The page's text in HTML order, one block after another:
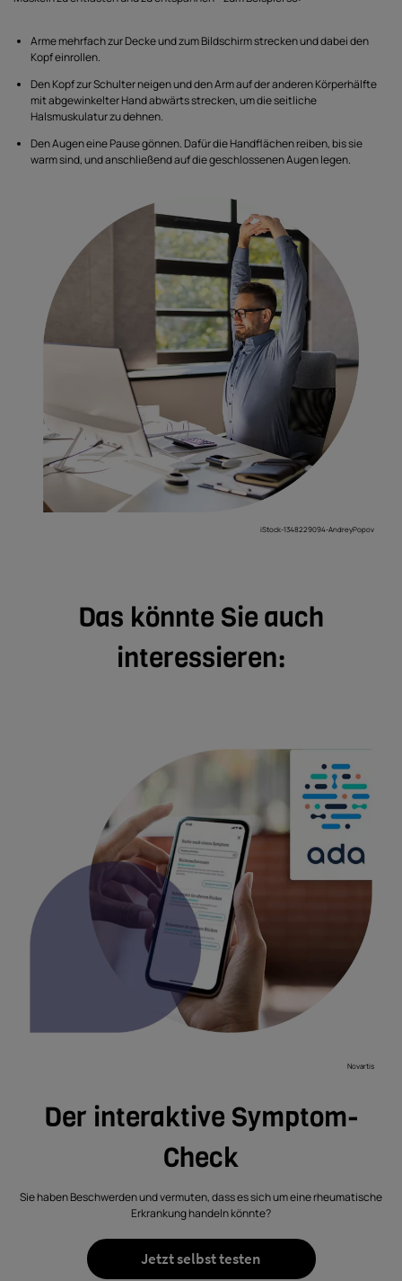
Arme mehrfach zur Decke und zum Bildschirm strecken und dabei den
Kopf einrollen.
Den Kopf zur Schulter neigen und den Arm auf der anderen Körperhälfte
mit abgewinkelter Hand abwärts strecken, um die seitliche
Halsmuskulatur zu dehnen.
Den Augen eine Pause gönnen. Dafür die Handflächen reiben, bis sie
warm sind, und anschließend auf die geschlossenen Augen legen.
iStock-1348229094-AndreyPopov
Das könnte Sie auch
interessieren:
Novartis
Der interaktive Symptom-
Check
Sie haben Beschwerden und vermuten, dass es sich um eine rheumatische
Erkrankung handeln könnte?
Jetzt selbst testen